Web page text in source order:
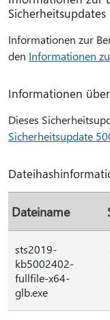
Sicherheitsupdates
Informationen zur
den Informationen
Informationen
Dieses
Sicherheitsupdate
Dateiname
sts2019-
kb5002402-
fullfile-x64-
glb.exe